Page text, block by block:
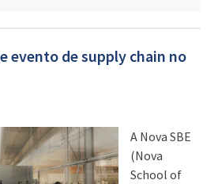
evento de supply chain no
A Nova SBE
(Nova
School of